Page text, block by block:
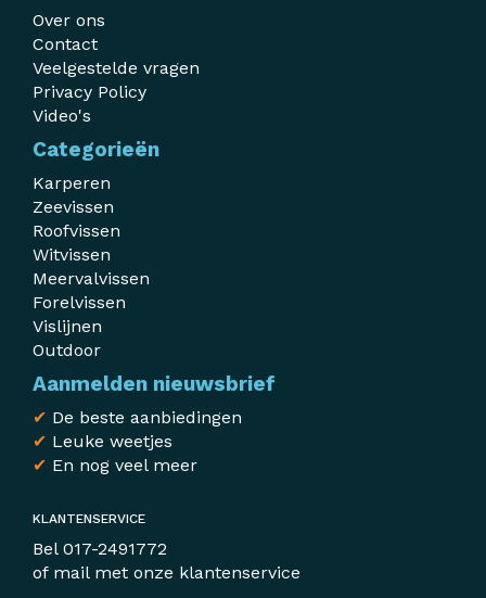
Over ons
Contact
Veelgestelde vragen
Privacy Policy
Video's
Categorieën
Karperen
Zeevissen
Roofvissen
Witvissen
Meervalvissen
Forelvissen
Vislijnen
Outdoor
Aanmelden nieuwsbrief
✔ De beste aanbiedingen
✔ Leuke weetjes
✔ En nog veel meer
KLANTENSERVICE
Bel 017-2491772
of mail met onze klantenservice